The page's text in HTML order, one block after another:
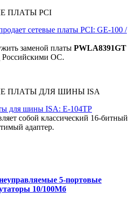
ПЛАТЫ PCI
сетевые платы PCI: GE-100 /
заменой платы PWLA8391GT
Российскими ОС.
ПЛАТЫ ДЛЯ ШИНЫ ISA
для шины ISA: E-104TP
собой классический 16-битный
адаптер.
5-портовые
10/100Мб